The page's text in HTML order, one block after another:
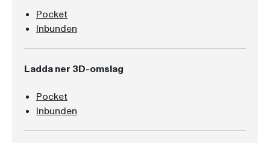
Pocket
Inbunden
Ladda ner 3D-omslag
Pocket
Inbunden